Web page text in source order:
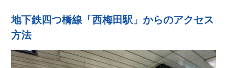
地下鉄四つ橋線「西梅田駅」からのアクセス
方法